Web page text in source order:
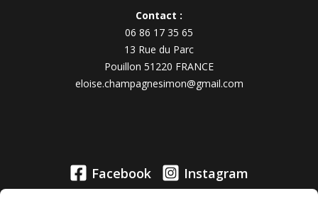
Contact :
06 86 17 35 65
13 Rue du Parc
Pouillon 51220 FRANCE
eloise.champagnesimon@gmail.com
Facebook Instagram